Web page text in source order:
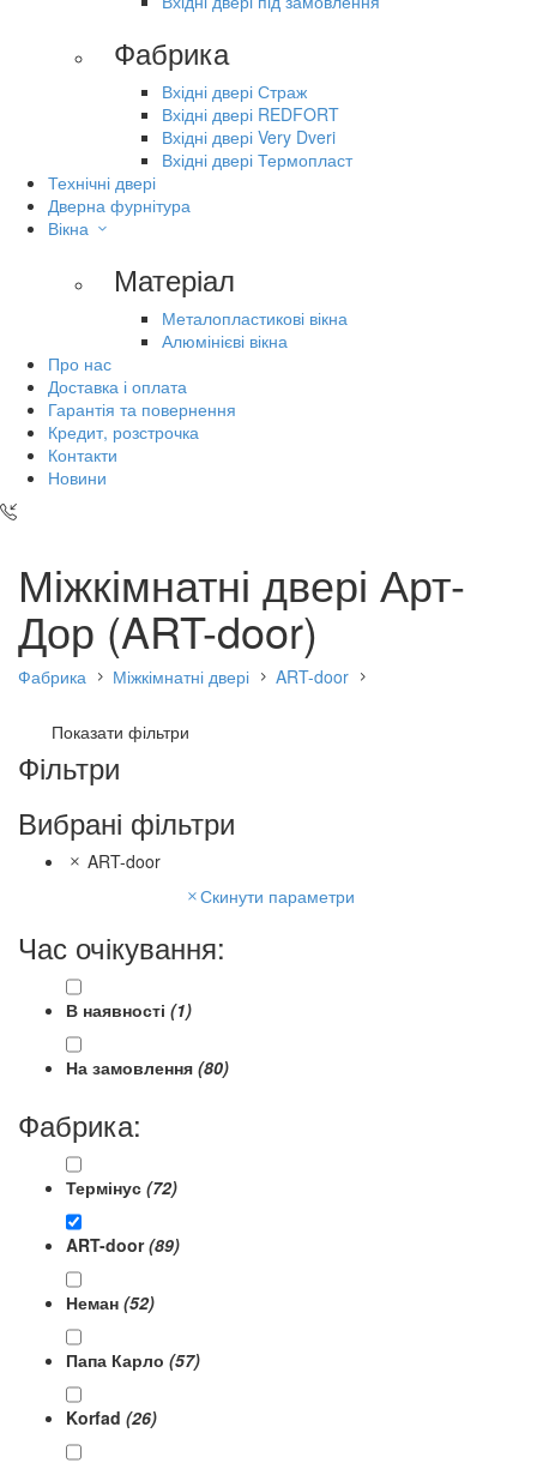
Фабрика
Вхідні двері Страж
Вхідні двері REDFORT
Вхідні двері Very Dveri
Вхідні двері Термопласт
Технічні двері
Дверна фурнітура
Вікна
Матеріал
Металопластикові вікна
Алюмінієві вікна
Про нас
Доставка і оплата
Гарантія та повернення
Кредит, розстрочка
Контакти
Новини
Міжкімнатні двері Арт-
Дор (ART-door)
Фабрика Міжкімнатні двері ART-door
Показати фільтри
Фільтри
Вибрані фільтри
ART-door
Скинути параметри
Час очікування:
В наявності (1)
На замовлення (80)
Фабрика:
Термінус (72)
ART-door(89)
Неман (52)
Папа Карло (57)
Korfad (26)